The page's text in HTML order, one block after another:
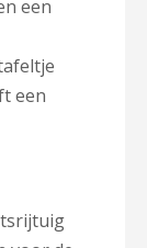
een
een